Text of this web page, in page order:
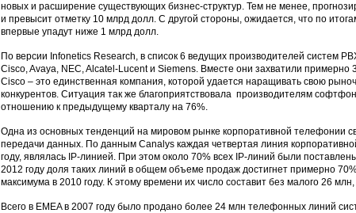
новых и расширение существующих бизнес-структур. Тем не менее,
и превысит отметку 10 млрд долл. С другой стороны, ожидается, что по
впервые упадут ниже 1 млрд долл.
По версии Infonetics Research, в список 6 ведущих производителей систем
Cisco, Avaya, NEC, Alcatel-Lucent и Siemens. Вместе они захватили
Cisco – это единственная компания, которой удается наращивать свою
конкурентов. Ситуация так же благоприятствовала производителям
отношению к предыдущему кварталу на 76%.
Одна из основных тенденций на мировом рынке корпоративной телефонии
передачи данных. По данным Canalys каждая четвертая линия
году, являлась IP-линией. При этом около 70% всех IP-линий были
2012 году доля таких линий в общем объеме продаж достигнет примерно
максимума в 2010 году. К этому времени их число составит без малого 26
Всего в EMEA в 2007 году было продано более 24 млн телефонных линий